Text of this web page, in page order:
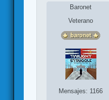
Baronet
Veterano
Mensajes: 1166